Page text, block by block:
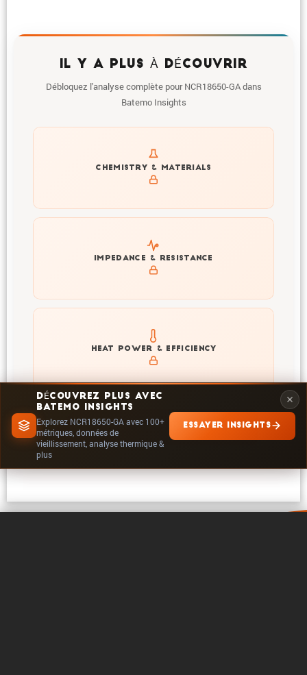
DÉCOUVREZ PLUS AVEC
BATEMO INSIGHTS
Explorez NCR18650-GA avec 100+
métriques, données de
vieillissement, analyse thermique &
plus
ESSAYER INSIGHTS
IL Y A PLUS À DÉCOUVRIR
Débloquez l'analyse complète pour NCR18650-GA dans
Batemo Insights
CHEMISTRY & MATERIALS
Get to know active materials for the NCR18650-GA
IMPEDANCE & RESISTANCE
Explore impedance spectrum and DCIR (SOC, T) of
NCR18650-GA
HEAT POWER & EFFICIENCY
Explore heat generation and cell efficiency at different
temperatures and powers of NCR18650-GA
EXPLORER DANS INSIGHTS